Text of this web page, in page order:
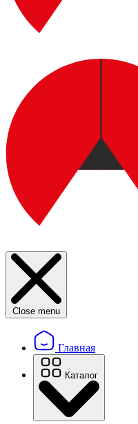
Close menu
Главная
Каталог